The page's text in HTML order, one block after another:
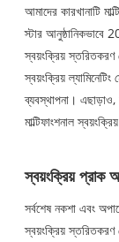
আমাদের কারখানাটি
স্টার আনুষ্ঠানিকভাবে
স্বয়ংক্রিয় স্তরিতকরণ
স্বয়ংক্রিয়
ব্যবস্থাপনা।
মাল্টিফাংশনাল
স্বয়ংক্রিয় প্রাক
সর্বশেষ নকশা এবং
স্বয়ংক্রিয় স্তরিতকরণ